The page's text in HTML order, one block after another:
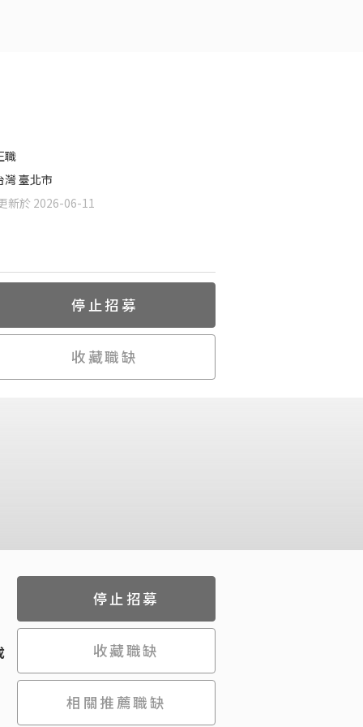
職
灣 臺北市
新於 2026-06-11
停止招募
收藏職缺
停止招募
收藏職缺
相關推薦職缺